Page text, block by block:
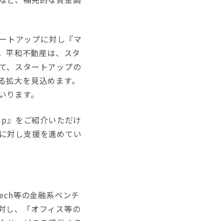
トアップに対し『マ
和不動産は、スタ
、スタートアップの
大を見込めます。
ます。
をご紹介いただけ
対し支援を進めてい
等の金融系ベンチ
し、「オフィス等の